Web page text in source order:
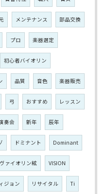
メンテナンス 部品交換
プロ 楽器選定
初心者バイオリン
品質 音色 楽器販売
弓 おすすめ レッスン
奏会 新年 辰年
ドミナント Dominant
ヴァイオリン絃 VISION
ジョン リサイタル Ti